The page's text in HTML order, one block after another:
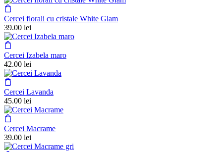
Cercei florali cu cristale White Glam
39.00 lei
Cercei Izabela maro
42.00 lei
Cercei Lavanda
45.00 lei
Cercei Macrame
39.00 lei